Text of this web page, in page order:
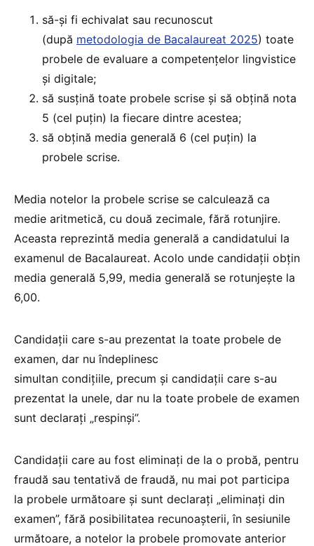
să-și fi echivalat sau recunoscut
(după metodologia de Bacalaureat 2025) toate
probele de evaluare a competenţelor lingvistice
şi digitale;
să susţină toate probele scrise şi să obțină nota
5 (cel puțin) la fiecare dintre acestea;
să obţină media generală 6 (cel puţin) la
probele scrise.
Media notelor la probele scrise se calculează ca
medie aritmetică, cu două zecimale, fără rotunjire.
Aceasta reprezintă media generală a candidatului la
examenul de Bacalaureat. Acolo unde candidaţii obţin
media generală 5,99, media generală se rotunjeşte la
6,00.
Candidaţii care s-au prezentat la toate probele de
examen, dar nu îndeplinesc
simultan condiţiile, precum şi candidaţii care s-au
prezentat la unele, dar nu la toate probele de examen
sunt declaraţi „respinşi”.
Candidaţii care au fost eliminaţi de la o probă, pentru
fraudă sau tentativă de fraudă, nu mai pot participa
la probele următoare şi sunt declaraţi „eliminaţi din
examen”, fără posibilitatea recunoaşterii, în sesiunile
următoare, a notelor la probele promovate anterior